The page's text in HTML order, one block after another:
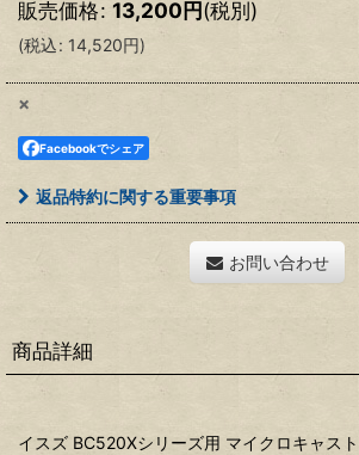
販売価格: 13,200円(税別)
(税込: 14,520円)
×
Facebookでシェア
返品特約に関する重要事項
お問い合わせ
商品詳細
イスズ BC520Xシリーズ用 マイクロキャス